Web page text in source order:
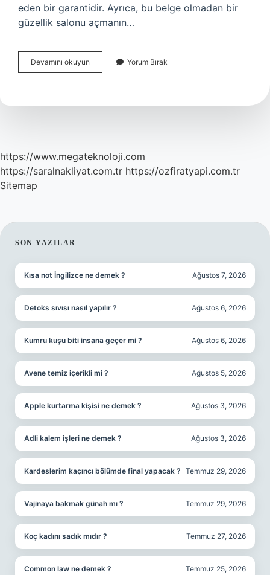
eden bir garantidir. Ayrıca, bu belge olmadan bir
güzellik salonu açmanın…
Devamını okuyun Güzellik
Merkezi
Neler
Yorum Bırak
https://www.megateknoloji.com
https://saralnakliyat.com.tr https://ozfiratyapi.com.tr
Sitemap
SIDEBAR
SON YAZILAR
Kısa not İngilizce ne demek ? Ağustos 7, 2026
Detoks sıvısı nasıl yapılır ? Ağustos 6, 2026
Kumru kuşu biti insana geçer mi ? Ağustos 6, 2026
Avene temiz içerikli mi ? Ağustos 5, 2026
Apple kurtarma kişisi ne demek ? Ağustos 3, 2026
Adli kalem işleri ne demek ? Ağustos 3, 2026
Kardeslerim kaçıncı bölümde final yapacak ? Temmuz 29, 2026
Vajinaya bakmak günah mı ? Temmuz 29, 2026
Koç kadını sadık mıdır ? Temmuz 27, 2026
Common law ne demek ? Temmuz 25, 2026